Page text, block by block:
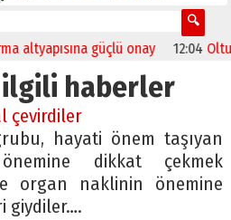
güçlü onay 12:04 Oltu’da
haberler
çevirdiler
hayati önem taşıyan
dikkat çekmek
organ naklinin önemine
giydiler….